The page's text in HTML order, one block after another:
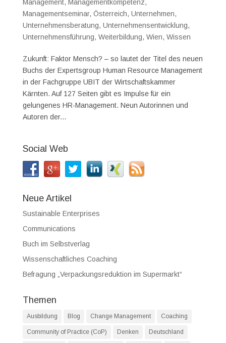
Management, Managementkompetenz,
Managementseminar, Österreich, Unternehmen,
Unternehmensberatung, Unternehmensentwicklung,
Unternehmensführung, Weiterbildung, Wien, Wissen
Zukunft: Faktor Mensch? – so lautet der Titel des neuen
Buchs der Expertsgroup Human Resource Management
in der Fachgruppe UBIT der Wirtschaftskammer
Kärnten. Auf 127 Seiten gibt es Impulse für ein
gelungenes HR-Management. Neun Autorinnen und
Autoren der...
Social Web
Neue Artikel
Sustainable Enterprises
Communications
Buch im Selbstverlag
Wissenschaftliches Coaching
Befragung „Verpackungsreduktion im Supermarkt“
Themen
Ausbildung Blog Change Management Coaching
Community of Practice (CoP) Denken Deutschland